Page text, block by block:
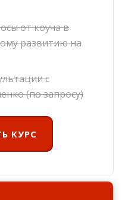
от коуча в
развитию на
с
(по запросу)
КУРС